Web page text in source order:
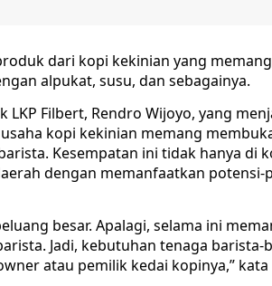
dari kopi kekinian yang
alpukat, susu, dan sebagainya.
Filbert, Rendro Wijoyo, yang
kopi kekinian memang
Kesempatan ini tidak hanya di
dengan memanfaatkan potensi-
besar. Apalagi, selama ini
Jadi, kebutuhan tenaga barista-
atau pemilik kedai kopinya,”